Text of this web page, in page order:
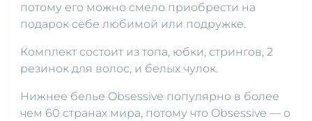
потому его можно смело приобрести на
подарок себе любимой или подружке.
Комплект состоит из топа, юбки, стрингов, 2
резинок для волос, и белых чулок.
Нижнее белье Obsessive популярно в более
чем 60 странах мира, потому что Obsessive — о